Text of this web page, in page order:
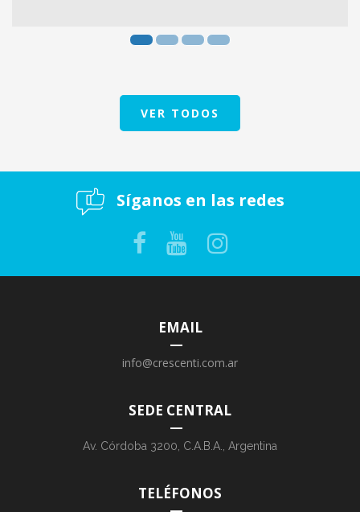
VER TODOS
Síganos en las redes
EMAIL
info@crescenti.com.ar
SEDE CENTRAL
Av. Córdoba 3200, C.A.B.A., Argentina
TELÉFONOS